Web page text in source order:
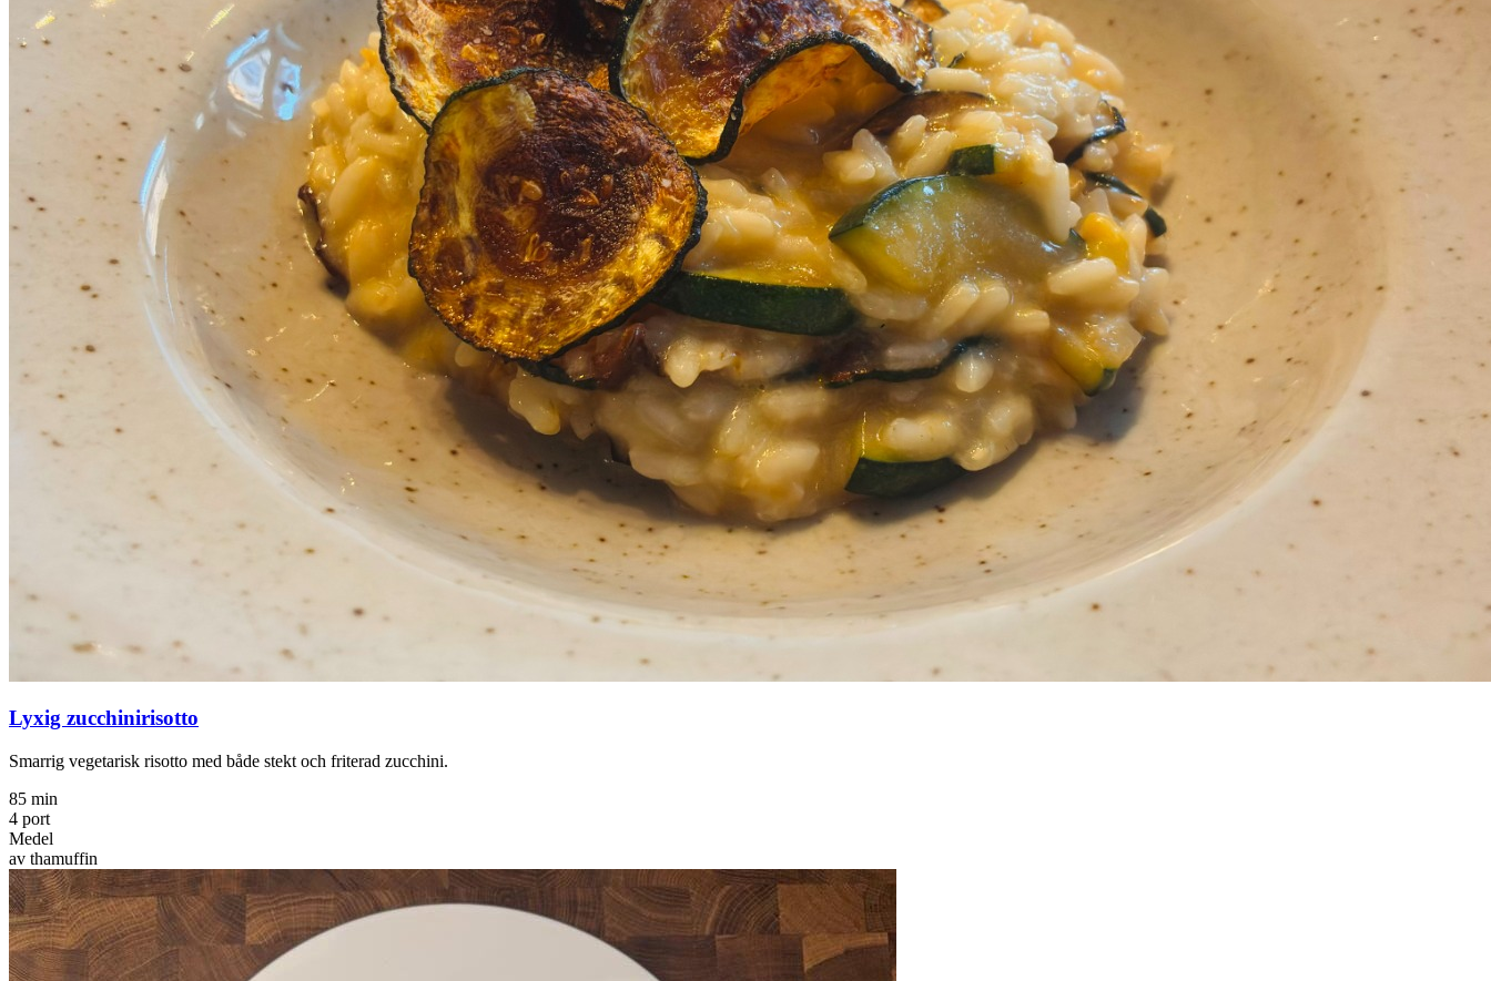
Lyxig zucchinirisotto
Smarrig vegetarisk risotto med både stekt och friterad zucchini.
85 min
4 port
Medel
av thamuffin